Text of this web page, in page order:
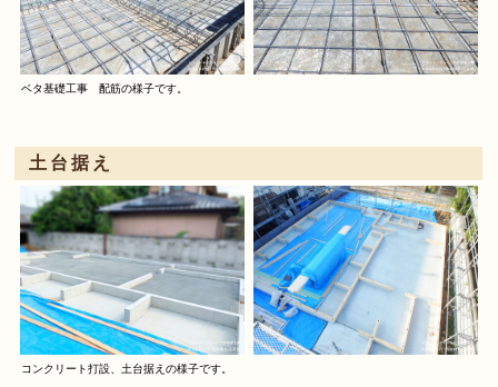
ベタ基礎工事 配筋の様子です。
土台据え
コンクリート打設、土台据えの様子です。